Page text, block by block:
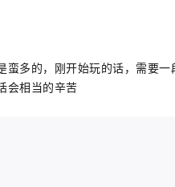
蛮多的，刚开始玩的话，需要
会相当的辛苦